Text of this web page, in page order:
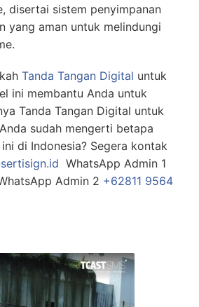
disertai sistem penyimpanan
yang aman untuk melindungi
Tanda Tangan Digital untuk
ini membantu Anda untuk
Tanda Tangan Digital untuk
sudah mengerti betapa
di Indonesia? Segera kontak
WhatsApp Admin 1
Admin 2 +62811 9564